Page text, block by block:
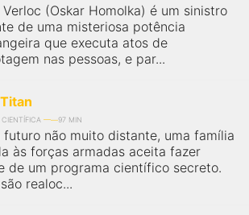
Verloc (Oskar Homolka) é um sinistro
de uma misteriosa potência
que executa atos de
nas pessoas, e par...
97 MIN
futuro não muito distante, uma família
às forças armadas aceita fazer
de um programa científico secreto.
realoc...